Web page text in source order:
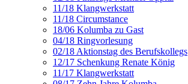
11/18 Klangwerkstatt
11/18 Circumstance
18/06 Kolumba zu Gast
04/18 Ringvorlesung
02/18 Aktionstag des Berufskollegs
12/17 Schenkung Renate König
11/17 Klangwerkstatt